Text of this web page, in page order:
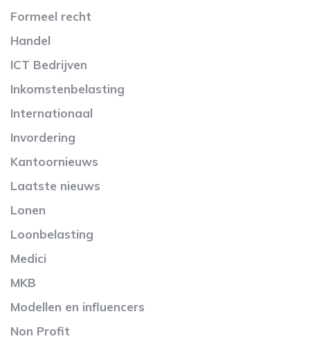
Formeel recht
Handel
ICT Bedrijven
Inkomstenbelasting
Internationaal
Invordering
Kantoornieuws
Laatste nieuws
Lonen
Loonbelasting
Medici
MKB
Modellen en influencers
Non Profit